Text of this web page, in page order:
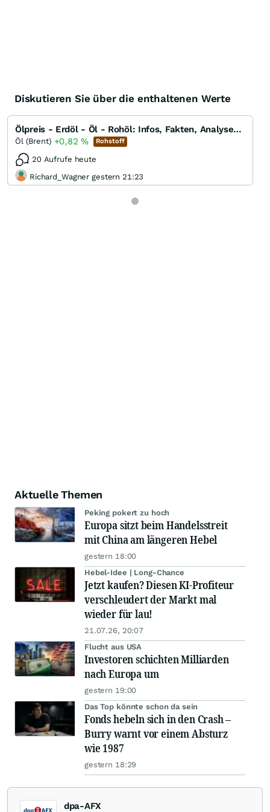
Diskutieren Sie über die enthaltenen Werte
Ölpreis - Erdöl - Öl - Rohöl: Infos, Fakten, Analysen, Charts und Ausblick
Öl (Brent) +0,82 % Rohstoff
20 Aufrufe heute
Richard_Wagner gestern 21:23
Aktuelle Themen
Peking pokert zu hoch
Europa sitzt beim Handelsstreit
mit China am längeren Hebel
gestern 18:00
Hebel-Idee | Long-Chance
Jetzt kaufen? Diesen KI-Profiteur
verschleudert der Markt mal
wieder für lau!
21.07.26, 20:07
Flucht aus USA
Investoren schichten Milliarden
nach Europa um
gestern 19:00
Das Top könnte schon da sein
Fonds hebeln sich in den Crash –
Burry warnt vor einem Absturz
wie 1987
gestern 18:29
dpa-AFX